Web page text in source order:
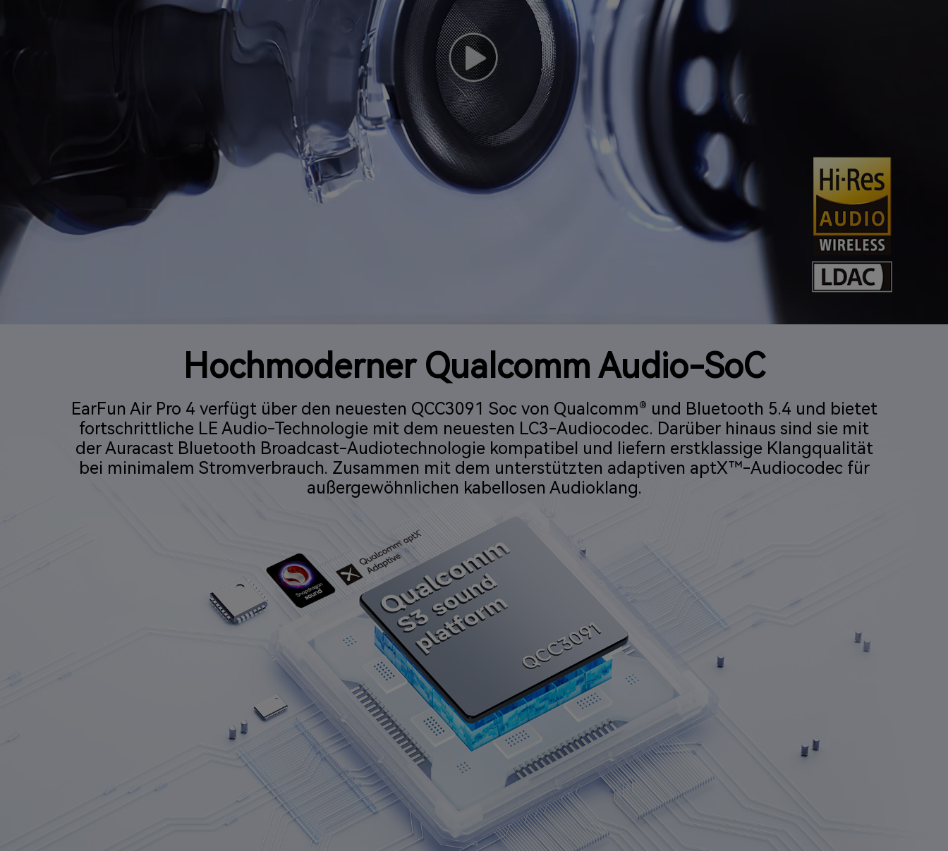
Hochmoderner Qualcomm Audio-SoC
EarFun Air Pro 4 verfügt über den neuesten QCC3091 Soc von Qualcomm® und Bluetooth 5.4 und bietet
fortschrittliche LE Audio-Technologie mit dem neuesten LC3-Audiocodec. Darüber hinaus sind sie mit
der Auracast Bluetooth Broadcast-Audiotechnologie kompatibel und liefern erstklassige Klangqualität
bei minimalem Stromverbrauch. Zusammen mit dem unterstützten adaptiven aptX™-Audiocodec für
außergewöhnlichen kabellosen Audioklang.